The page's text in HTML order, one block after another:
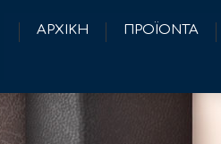
ΑΡΧΙΚΗ ΠΡΟΪΟΝΤΑ